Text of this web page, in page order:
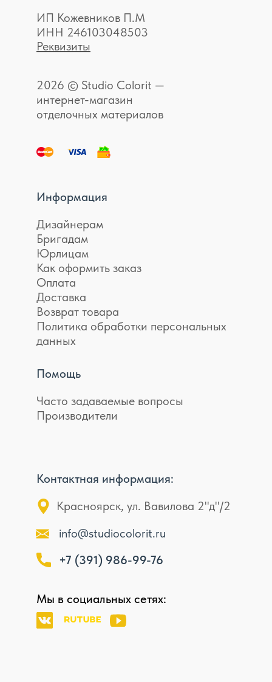
ИП Кожевников П.М
ИНН 246103048503
Реквизиты
2026 © Studio Colorit —
интернет-магазин
отделочных материалов
Информация
Дизайнерам
Бригадам
Юрлицам
Как оформить заказ
Оплата
Доставка
Возврат товара
Политика обработки персональных
данных
Помощь
Часто задаваемые вопросы
Производители
Контактная информация:
Красноярск, ул. Вавилова 2"д"/2
info@studiocolorit.ru
+7 (391) 986-99-76
Мы в социальных сетях: